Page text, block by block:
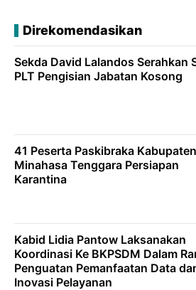
Direkomendasikan
Sekda David Lalandos Serahkan
PLT Pengisian Jabatan Kosong
41 Peserta Paskibraka Kabupaten
Minahasa Tenggara Persiapan
Karantina
Kabid Lidia Pantow Laksanakan
Koordinasi Ke BKPSDM Dalam
Penguatan Pemanfaatan Data
Inovasi Pelayanan